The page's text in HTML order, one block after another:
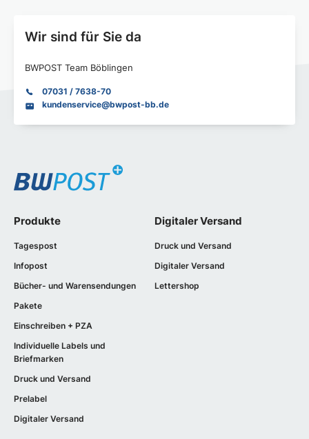
Wir sind für Sie da
BWPOST Team Böblingen
07031 / 7638-70
kundenservice@bwpost-bb.de
Produkte
Tagespost
Infopost
Bücher- und Warensendungen
Pakete
Einschreiben + PZA
Individuelle Labels und
Briefmarken
Druck und Versand
Prelabel
Digitaler Versand
Digitaler Versand
Druck und Versand
Digitaler Versand
Lettershop